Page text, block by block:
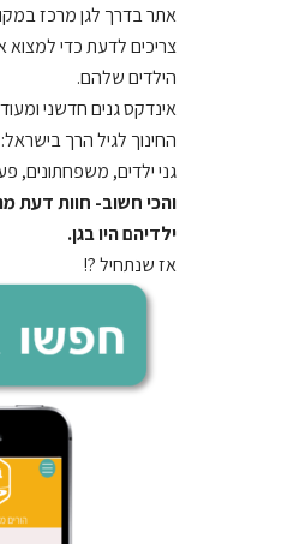
אתר בדרך לגןמרכז
צריכים לדעת כדי למצוא
הילדים שלהם.
אינדקס גנים חדשני
החינוך לגיל הרך בישראל:
גני ילדים, משפחתונים,
והכי חשוב- חוות דעת
ילדיהם היו בגן.
אז שנתחיל ?!